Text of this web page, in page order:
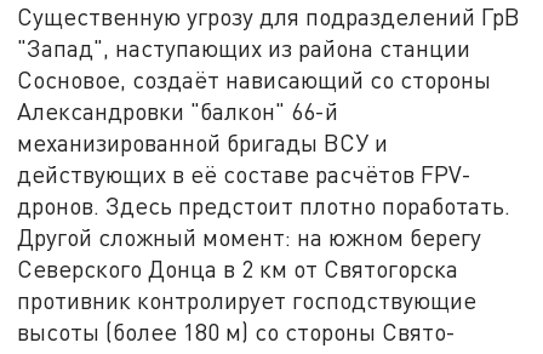
Существенную угрозу для подразделений ГрВ
"Запад", наступающих из района станции
Сосновое, создаёт нависающий со стороны
Александровки "балкон" 66-й
механизированной бригады ВСУ и
действующих в её составе расчётов FPV-
дронов. Здесь предстоит плотно поработать.
Другой сложный момент: на южном берегу
Северского Донца в 2 км от Святогорска
противник контролирует господствующие
высоты (более 180 м) со стороны Свято-